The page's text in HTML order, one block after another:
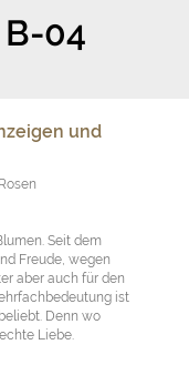
04
und
Seit dem
Freude, wegen
aber auch für den
ist
Denn wo
Liebe.